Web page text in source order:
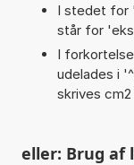
I stedet for
står for
I
udelades i
skrives
eller: Brug af